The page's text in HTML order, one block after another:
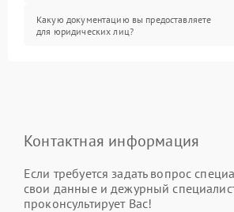
Какую документацию вы предоставляете
для юридических лиц?
Контактная информация
Если требуется задать вопрос
свои данные и дежурный
проконсультирует Вас!